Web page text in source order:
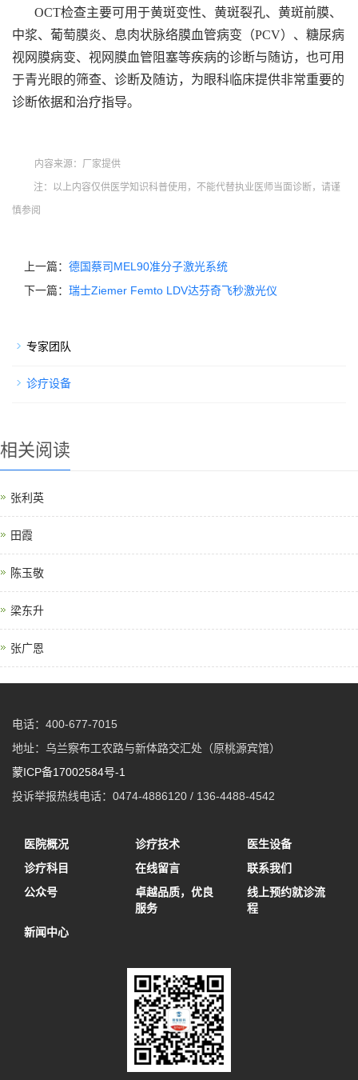
OCT检查主要可用于黄斑变性、黄斑裂孔、黄斑前膜、
中浆、葡萄膜炎、息肉状脉络膜血管病变（PCV）、糖尿病
视网膜病变、视网膜血管阻塞等疾病的诊断与随访，也可用
于青光眼的筛查、诊断及随访，为眼科临床提供非常重要的
诊断依据和治疗指导。
内容来源：厂家提供
注：以上内容仅供医学知识科普使用，不能代替执业医师当面诊断，请谨
慎参阅
上一篇： 德国蔡司MEL90准分子激光系统
下一篇： 瑞士Ziemer Femto LDV达芬奇飞秒激光仪
专家团队
诊疗设备
相关阅读
张利英
田霞
陈玉敬
梁东升
张广恩
电话：400-677-7015
地址：乌兰察布工农路与新体路交汇处（原桃源宾馆）
蒙ICP备17002584号-1
投诉举报热线电话：0474-4886120 / 136-4488-4542
医院概况 诊疗技术
医生设备
诊疗科目
在线留言
联系我们
公众号
卓越品质，优良
服务
线上预约就诊流
程
新闻中心